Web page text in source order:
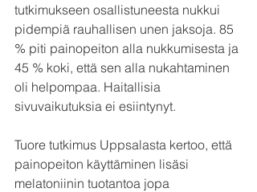
tutkimukseen osallistuneesta nukkui
pidempiä rauhallisen unen jaksoja. 85
% piti painopeiton alla nukkumisesta ja
45 % koki, että sen alla nukahtaminen
oli helpompaa. Haitallisia
sivuvaikutuksia ei esiintynyt.
Tuore tutkimus Uppsalasta kertoo, että
painopeiton käyttäminen lisäsi
melatoniinin tuotantoa jopa